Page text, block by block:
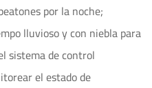
por la noche;
lluvioso y con niebla para
sistema de control
el estado de